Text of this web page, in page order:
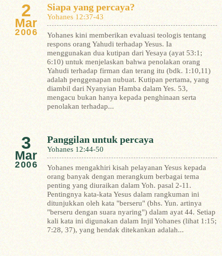
2
Mar
2006
Siapa yang percaya?
Yohanes 12:37-43
Yohanes kini memberikan evaluasi teologis tentang
respons orang Yahudi terhadap Yesus. Ia
menggunakan dua kutipan dari Yesaya (ayat 53:1;
6:10) untuk menjelaskan bahwa penolakan orang
Yahudi terhadap firman dan terang itu (bdk. 1:10,11)
adalah penggenapan nubuat. Kutipan pertama, yang
diambil dari Nyanyian Hamba dalam Yes. 53,
mengacu bukan hanya kepada penghinaan serta
penolakan terhadap...
3
Mar
2006
Panggilan untuk percaya
Yohanes 12:44-50
Yohanes mengakhiri kisah pelayanan Yesus kepada
orang banyak dengan merangkum berbagai tema
penting yang diuraikan dalam Yoh. pasal 2-11.
Pentingnya kata-kata Yesus dalam rangkuman ini
ditunjukkan oleh kata "berseru" (bhs. Yun. artinya
"berseru dengan suara nyaring") dalam ayat 44. Setiap
kali kata ini digunakan dalam Injil Yohanes (lihat 1:15;
7:28, 37), yang hendak ditekankan adalah...